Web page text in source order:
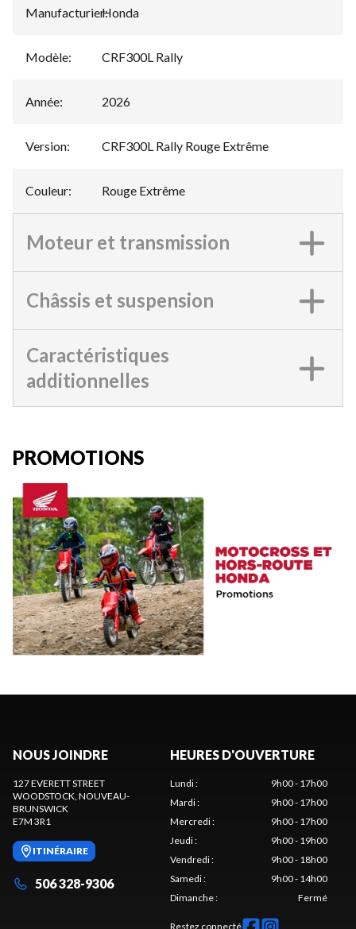
Manufacturier:
Honda
Modèle: CRF300L Rally
Année: 2026
Version: CRF300L Rally Rouge Extrême
Couleur: Rouge Extrême
Moteur et transmission
Châssis et suspension
Caractéristiques
additionnelles
PROMOTIONS
NOUS JOINDRE
127 EVERETT STREET
WOODSTOCK, NOUVEAU-
BRUNSWICK
E7M 3R1
ITINÉRAIRE
506 328-9306
HEURES D'OUVERTURE
Lundi:
9h00 - 17h00
Mardi:
9h00 - 17h00
Mercredi:
9h00 - 17h00
Jeudi:
9h00 - 19h00
Vendredi:
9h00 - 18h00
Samedi:
9h00 - 14h00
Dimanche: Fermé
Restez connecté